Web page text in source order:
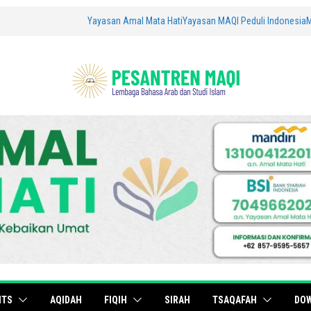
Yayasan Amal Mata HatiYayasan MAQI Peduli Indonesia
AQIDAH FIQIH SIRAH TSAQAFAH